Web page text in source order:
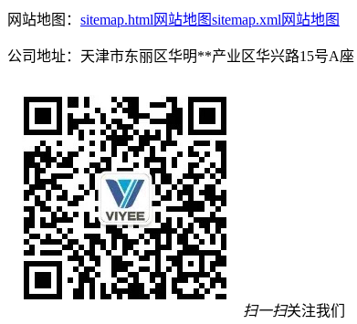
网站地图： sitemap.html网站地图sitemap.xml网站地图
公司地址：天津市东丽区华明**产业区华兴路15号A座
扫一扫关注我们